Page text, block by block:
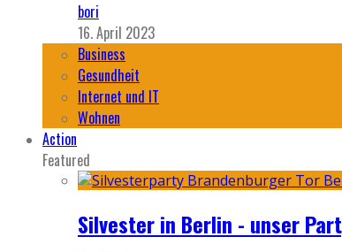
bori
16. April 2023
Business
Gesundheit
Internet und IT
Wohnen
Action
Featured
Silvester in Berlin - unser